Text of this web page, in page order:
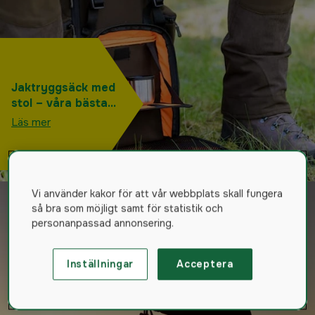
Jaktryggsäck med
stol – våra bästa
tips!
Läs mer
Vi använder kakor för att vår webbplats skall fungera
så bra som möjligt samt för statistik och
personanpassad annonsering.
Inställningar Acceptera